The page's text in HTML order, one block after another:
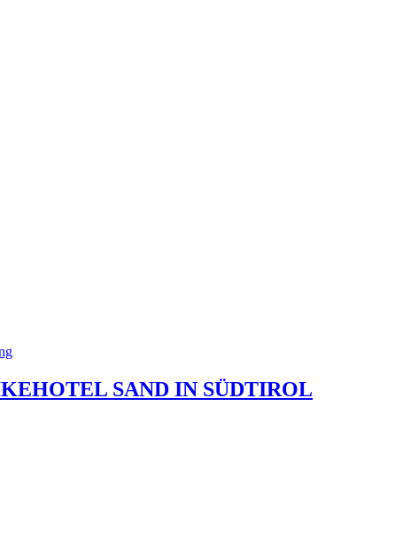
SAND IN SÜDTIROL